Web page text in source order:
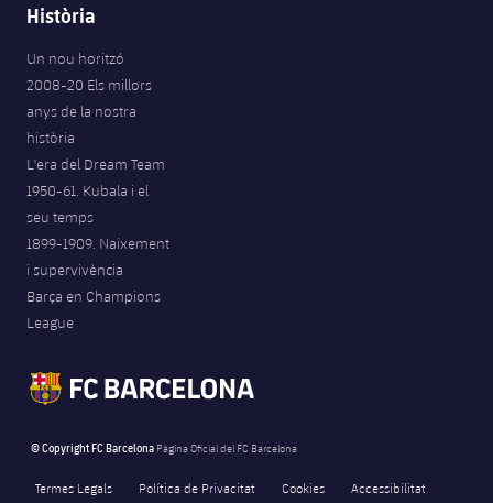
Jugadors
Calendari
Classificació
Fotos
Voleibol masculí
plusicon
més
PLUSICON
MÉS
League of Legends
VALORANT Rising
VALORANT Game Changers
Història
Un nou horitzó
2008-20 Els millors
anys de la nostra
història
L'era del Dream Team
1950-61. Kubala i el
seu temps
1899-1909. Naixement
i supervivència
Barça en Champions
League
© Copyright FC Barcelona Pàgina Oficial del FC Barcelona
Termes Legals Política de Privacitat Cookies Accessibilitat